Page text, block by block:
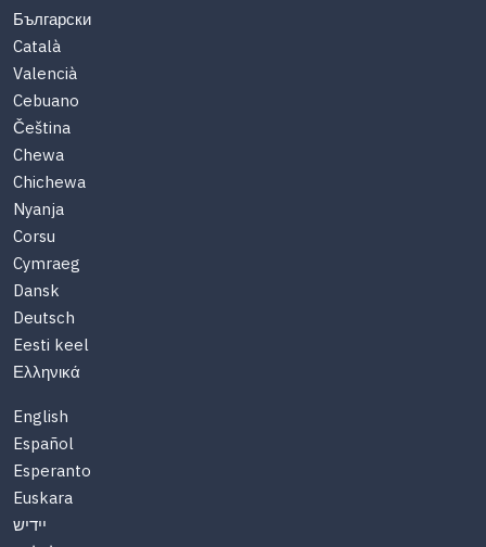
Български
Català
Valencià
Cebuano
Čeština
Chewa
Chichewa
Nyanja
Corsu
Cymraeg
Dansk
Deutsch
Eesti keel
Ελληνικά
English
Español
Esperanto
Euskara
יידיש